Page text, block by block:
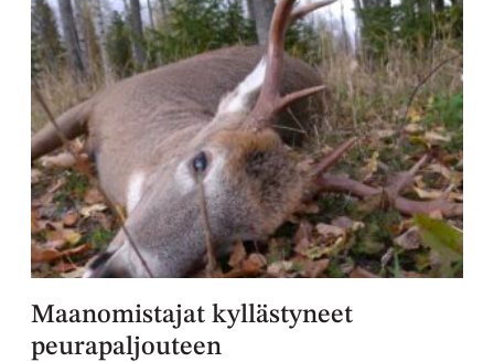
Maanomistajat kyllästyneet
peurapaljouteen